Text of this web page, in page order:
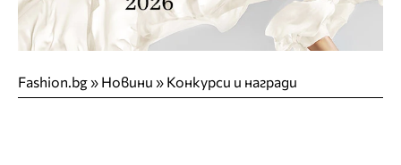
Fashion.bg» Новини » Конкурси и награди